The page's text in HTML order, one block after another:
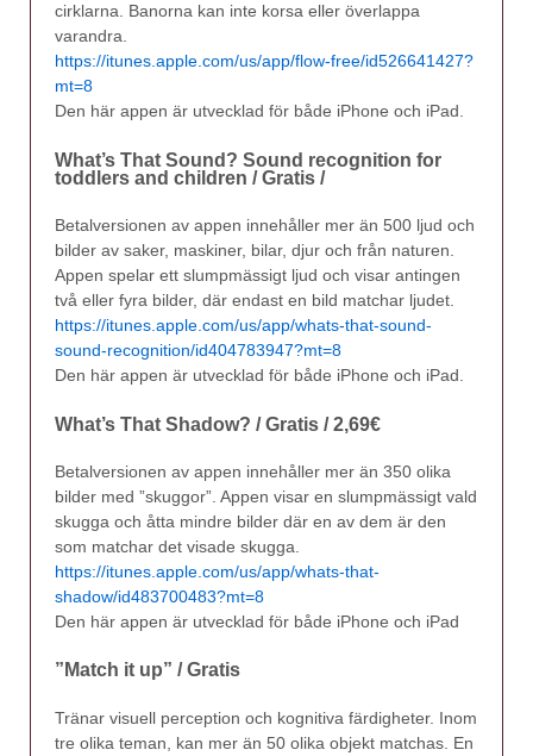
cirklarna. Banorna kan inte korsa eller överlappa
varandra.
https://itunes.apple.com/us/app/flow-free/id526641427?
mt=8
Den här appen är utvecklad för både iPhone och iPad.
What’s That Sound? Sound recognition for
toddlers and children / Gratis /
Betalversionen av appen innehåller mer än 500 ljud och
bilder av saker, maskiner, bilar, djur och från naturen.
Appen spelar ett slumpmässigt ljud och visar antingen
två eller fyra bilder, där endast en bild matchar ljudet.
https://itunes.apple.com/us/app/whats-that-sound-
sound-recognition/id404783947?mt=8
Den här appen är utvecklad för både iPhone och iPad.
What’s That Shadow? / Gratis / 2,69€
Betalversionen av appen innehåller mer än 350 olika
bilder med ”skuggor”. Appen visar en slumpmässigt vald
skugga och åtta mindre bilder där en av dem är den
som matchar det visade skugga.
https://itunes.apple.com/us/app/whats-that-
shadow/id483700483?mt=8
Den här appen är utvecklad för både iPhone och iPad
”Match it up” / Gratis
Tränar visuell perception och kognitiva färdigheter. Inom
tre olika teman, kan mer än 50 olika objekt matchas. En